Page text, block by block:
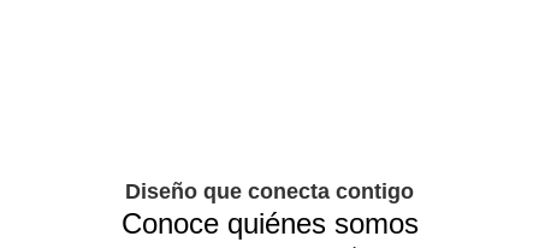
Diseño que conecta contigo
Conoce quiénes somos